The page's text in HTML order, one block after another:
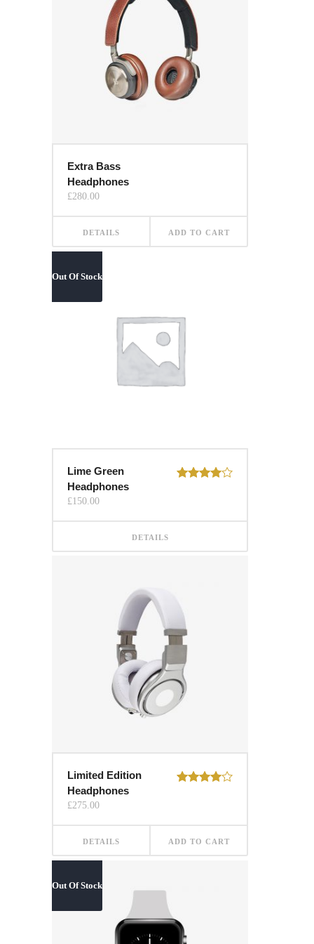
Extra Bass
Headphones
£280.00
DETAILS ADD TO CART
Out Of Stock
Lime Green
Headphones
£150.00
DETAILS
Limited Edition
Headphones
£275.00
DETAILS ADD TO CART
Out Of Stock